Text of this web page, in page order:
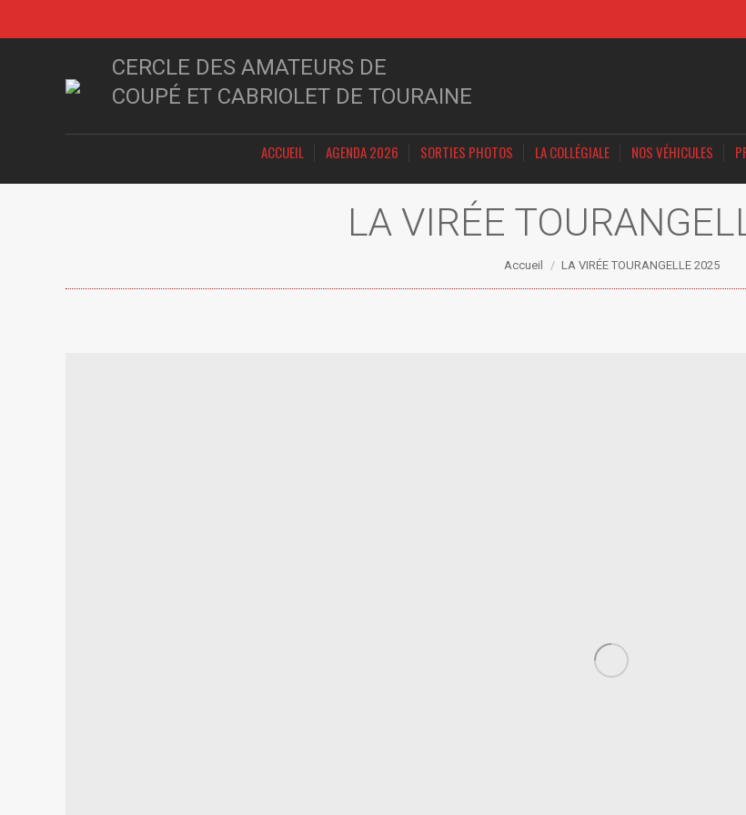
CERCLE DES AMATEURS DE
COUPÉ ET CABRIOLET DE TOURAINE
ACCUEIL AGENDA 2026 SORTIES PHOTOS LA COLLÉGIALE NOS VÉHICULES
LA VIRÉE
Vous êtes ici :
Accueil LA VIRÉE TOURANGELLE 2025